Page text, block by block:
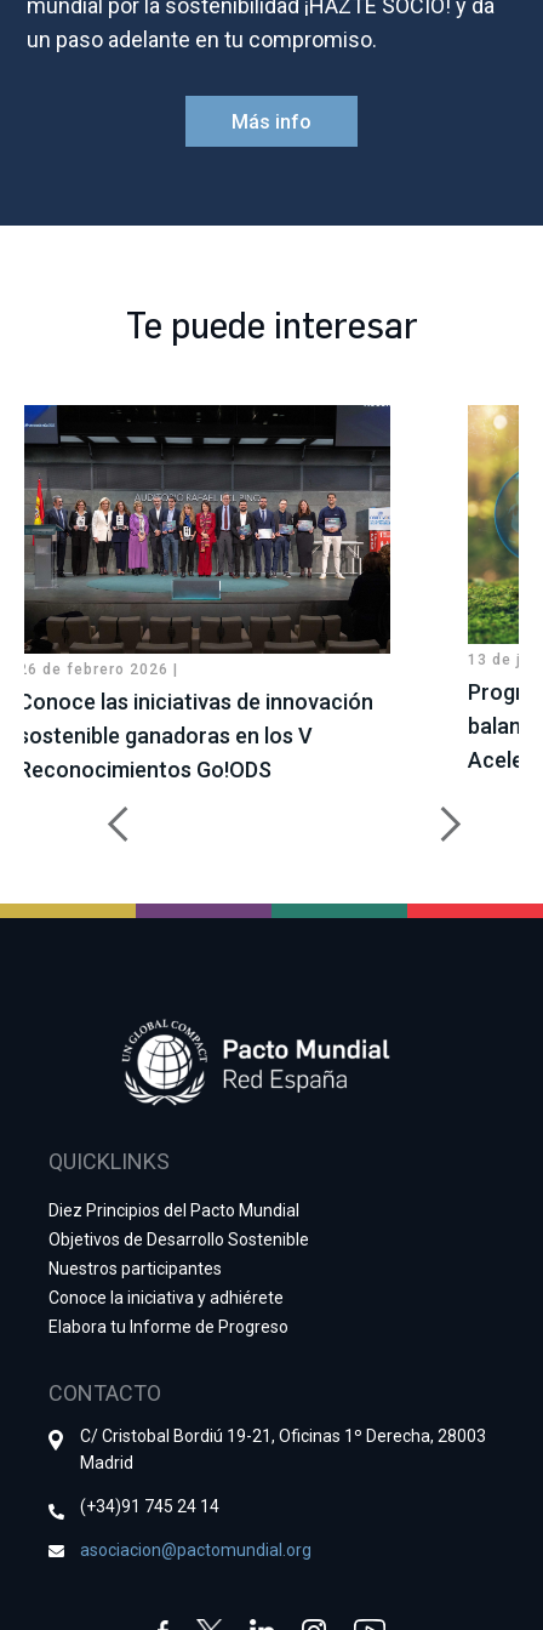
mundial por la sostenibilidad ¡HAZTE SOCIO! y da
un paso adelante en tu compromiso.
Más info
Te puede interesar
26 de febrero 2026 |
Conoce las iniciativas de innovación
sostenible ganadoras en los V
Reconocimientos Go!ODS
13 de
QUICKLINKS
Diez Principios del Pacto Mundial
Objetivos de Desarrollo Sostenible
Nuestros participantes
Conoce la iniciativa y adhiérete
Elabora tu Informe de Progreso
CONTACTO
C/ Cristobal Bordiú 19-21, Oficinas 1º Derecha, 28003
Madrid
(+34)91 745 24 14
asociacion@pactomundial.org